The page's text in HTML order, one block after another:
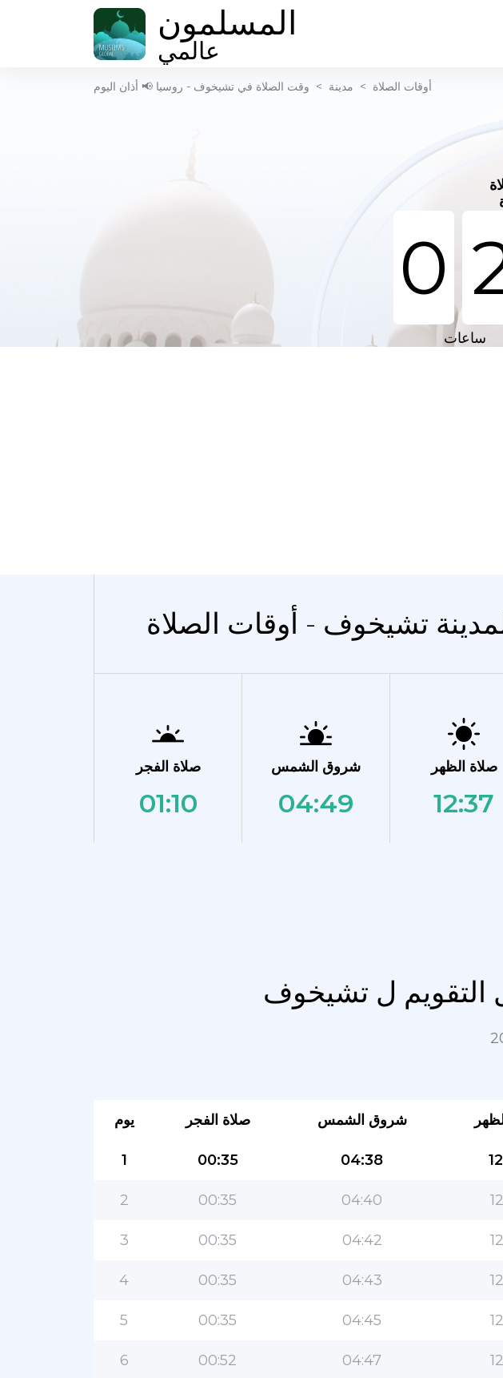
المسلمون
عالمي
أوقات الصلاة > مدينة > وقت الصلاة في تشيخوف - روسيا 📢 أذان اليوم
0
ساعات
تشيخوف - أوقات الصلاة
صلاة الفجر
01:10
شروق الشمس
04:49
صلاة الظهر
12:37
التقويم ل تشيخوف
يوم صلاة الفجر شروق الشمس
1 00:35 04:38
2 00:35 04:40
3 00:35 04:42
4 00:35 04:43
5 00:35 04:45
6 00:52 04:47
الحياة ، مع ميزات سهلة